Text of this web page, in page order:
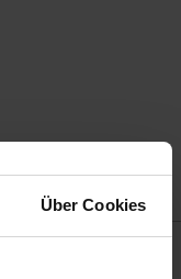
Über Cookies